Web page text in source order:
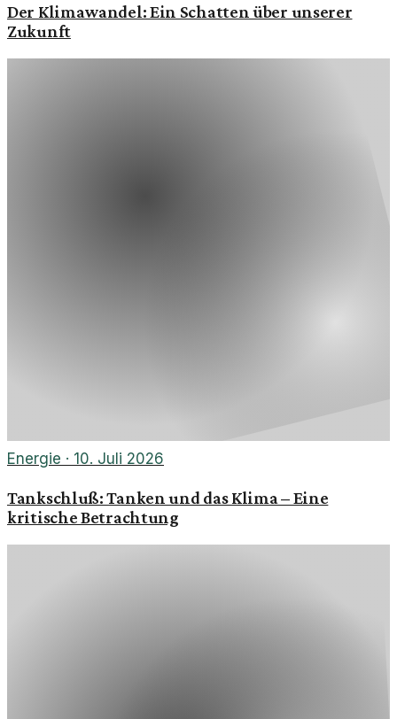
Der Klimawandel: Ein Schatten über unserer
Zukunft
Energie · 10. Juli 2026
Tankschluß: Tanken und das Klima – Eine
kritische Betrachtung